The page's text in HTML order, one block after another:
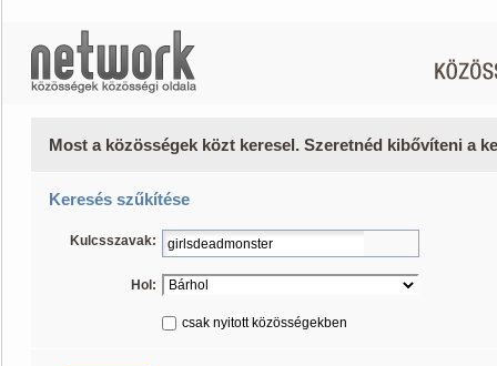
Most a közösségek közt keresel. Szeretnéd kibővíteni a
Keresés szűkítése
Kulcsszavak:
Hol:
csak nyitott közösségekben